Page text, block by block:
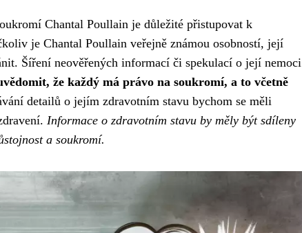
Chantal Poullain je důležité přistupovat k
je Chantal Poullain veřejně známou osobností, její
Šíření neověřených informací či spekulací o její nemoci
že každý má právo na soukromí, a to včetně
detailů o jejím zdravotním stavu bychom se měli
Informace o zdravotním stavu by měly být sdíleny
a soukromí.